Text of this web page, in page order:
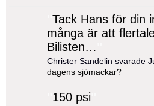
Tack Hans för din
många är att
Bilisten…
Christer Sandelin svarade
dagens sjömackar?
150 psi